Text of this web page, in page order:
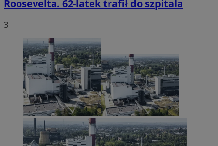
Roosevelta. 62-latek trafił do szpitala
3